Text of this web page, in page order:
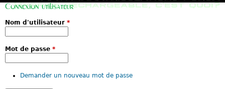
e
p
Hybride rechargeable, c'est quoi?
Connexion utilisateur
Nom d'utilisateur *
Mot de passe *
Demander un nouveau mot de passe